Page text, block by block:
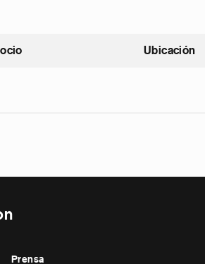
ascendente
Ubicación
Prensa